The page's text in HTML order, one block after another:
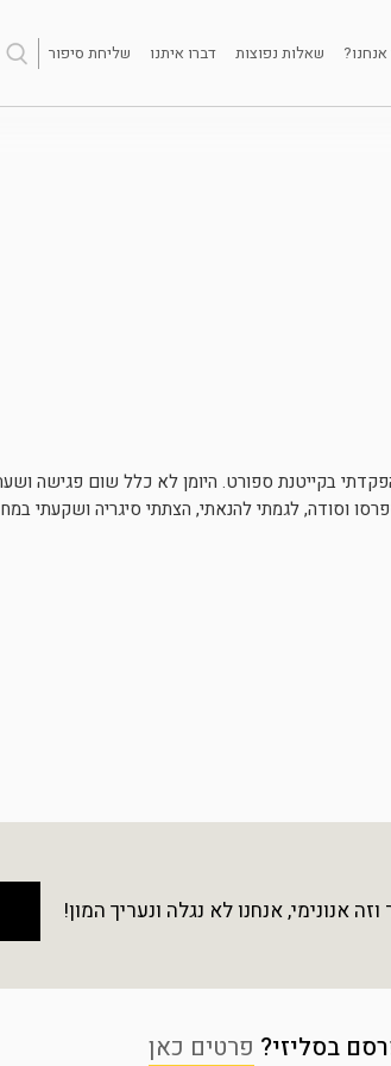
אנחנו? שאלות נפוצות דברו איתנו שליחת סיפור
בקייטנת ספורט. היומן לא כלל שום פגישה
וסודה, לגמתי להנאתי, הצתתי סיגריה ושקעתי
אנונימי, אנחנו לא נגלה ונעריך המון!
בסליזי? פרטים כאן